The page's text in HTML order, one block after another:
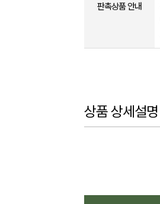
판촉상품 안내
상품 상세설명